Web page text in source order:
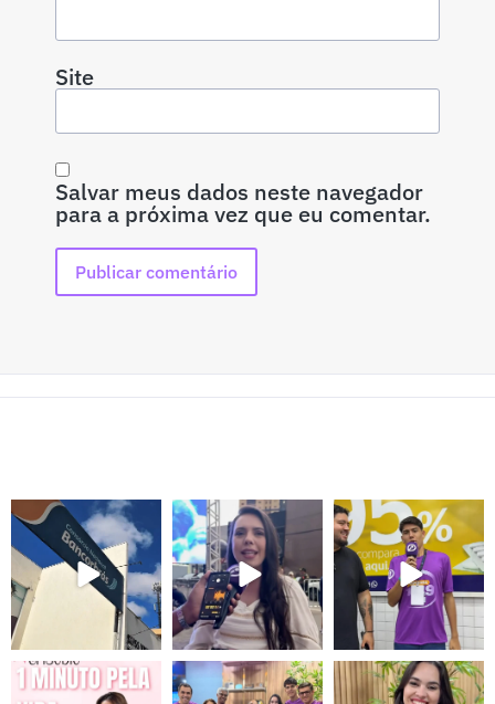
Site
Salvar meus dados neste navegador
para a próxima vez que eu comentar.